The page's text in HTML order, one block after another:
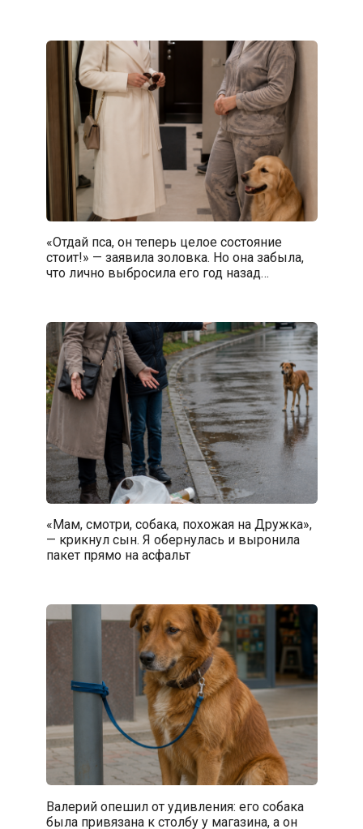
«Отдай пса, он теперь целое состояние
стоит!» — заявила золовка. Но она забыла,
что лично выбросила его год назад…
«Мам, смотри, собака, похожая на Дружка»,
— крикнул сын. Я обернулась и выронила
пакет прямо на асфальт
Валерий опешил от удивления: его собака
была привязана к столбу у магазина, а он